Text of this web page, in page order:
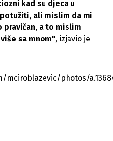
kad su djeca u
ali mislim da mi
pravičan, a to mislim
sa mnom", izjavio je
photos/